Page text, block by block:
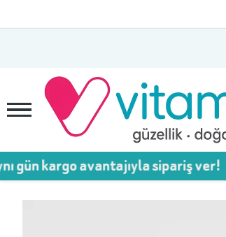
avantajıyla sipariş ver!